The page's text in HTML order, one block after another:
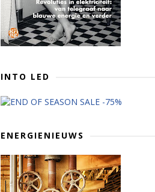
INTO LED
ENERGIENIEUWS